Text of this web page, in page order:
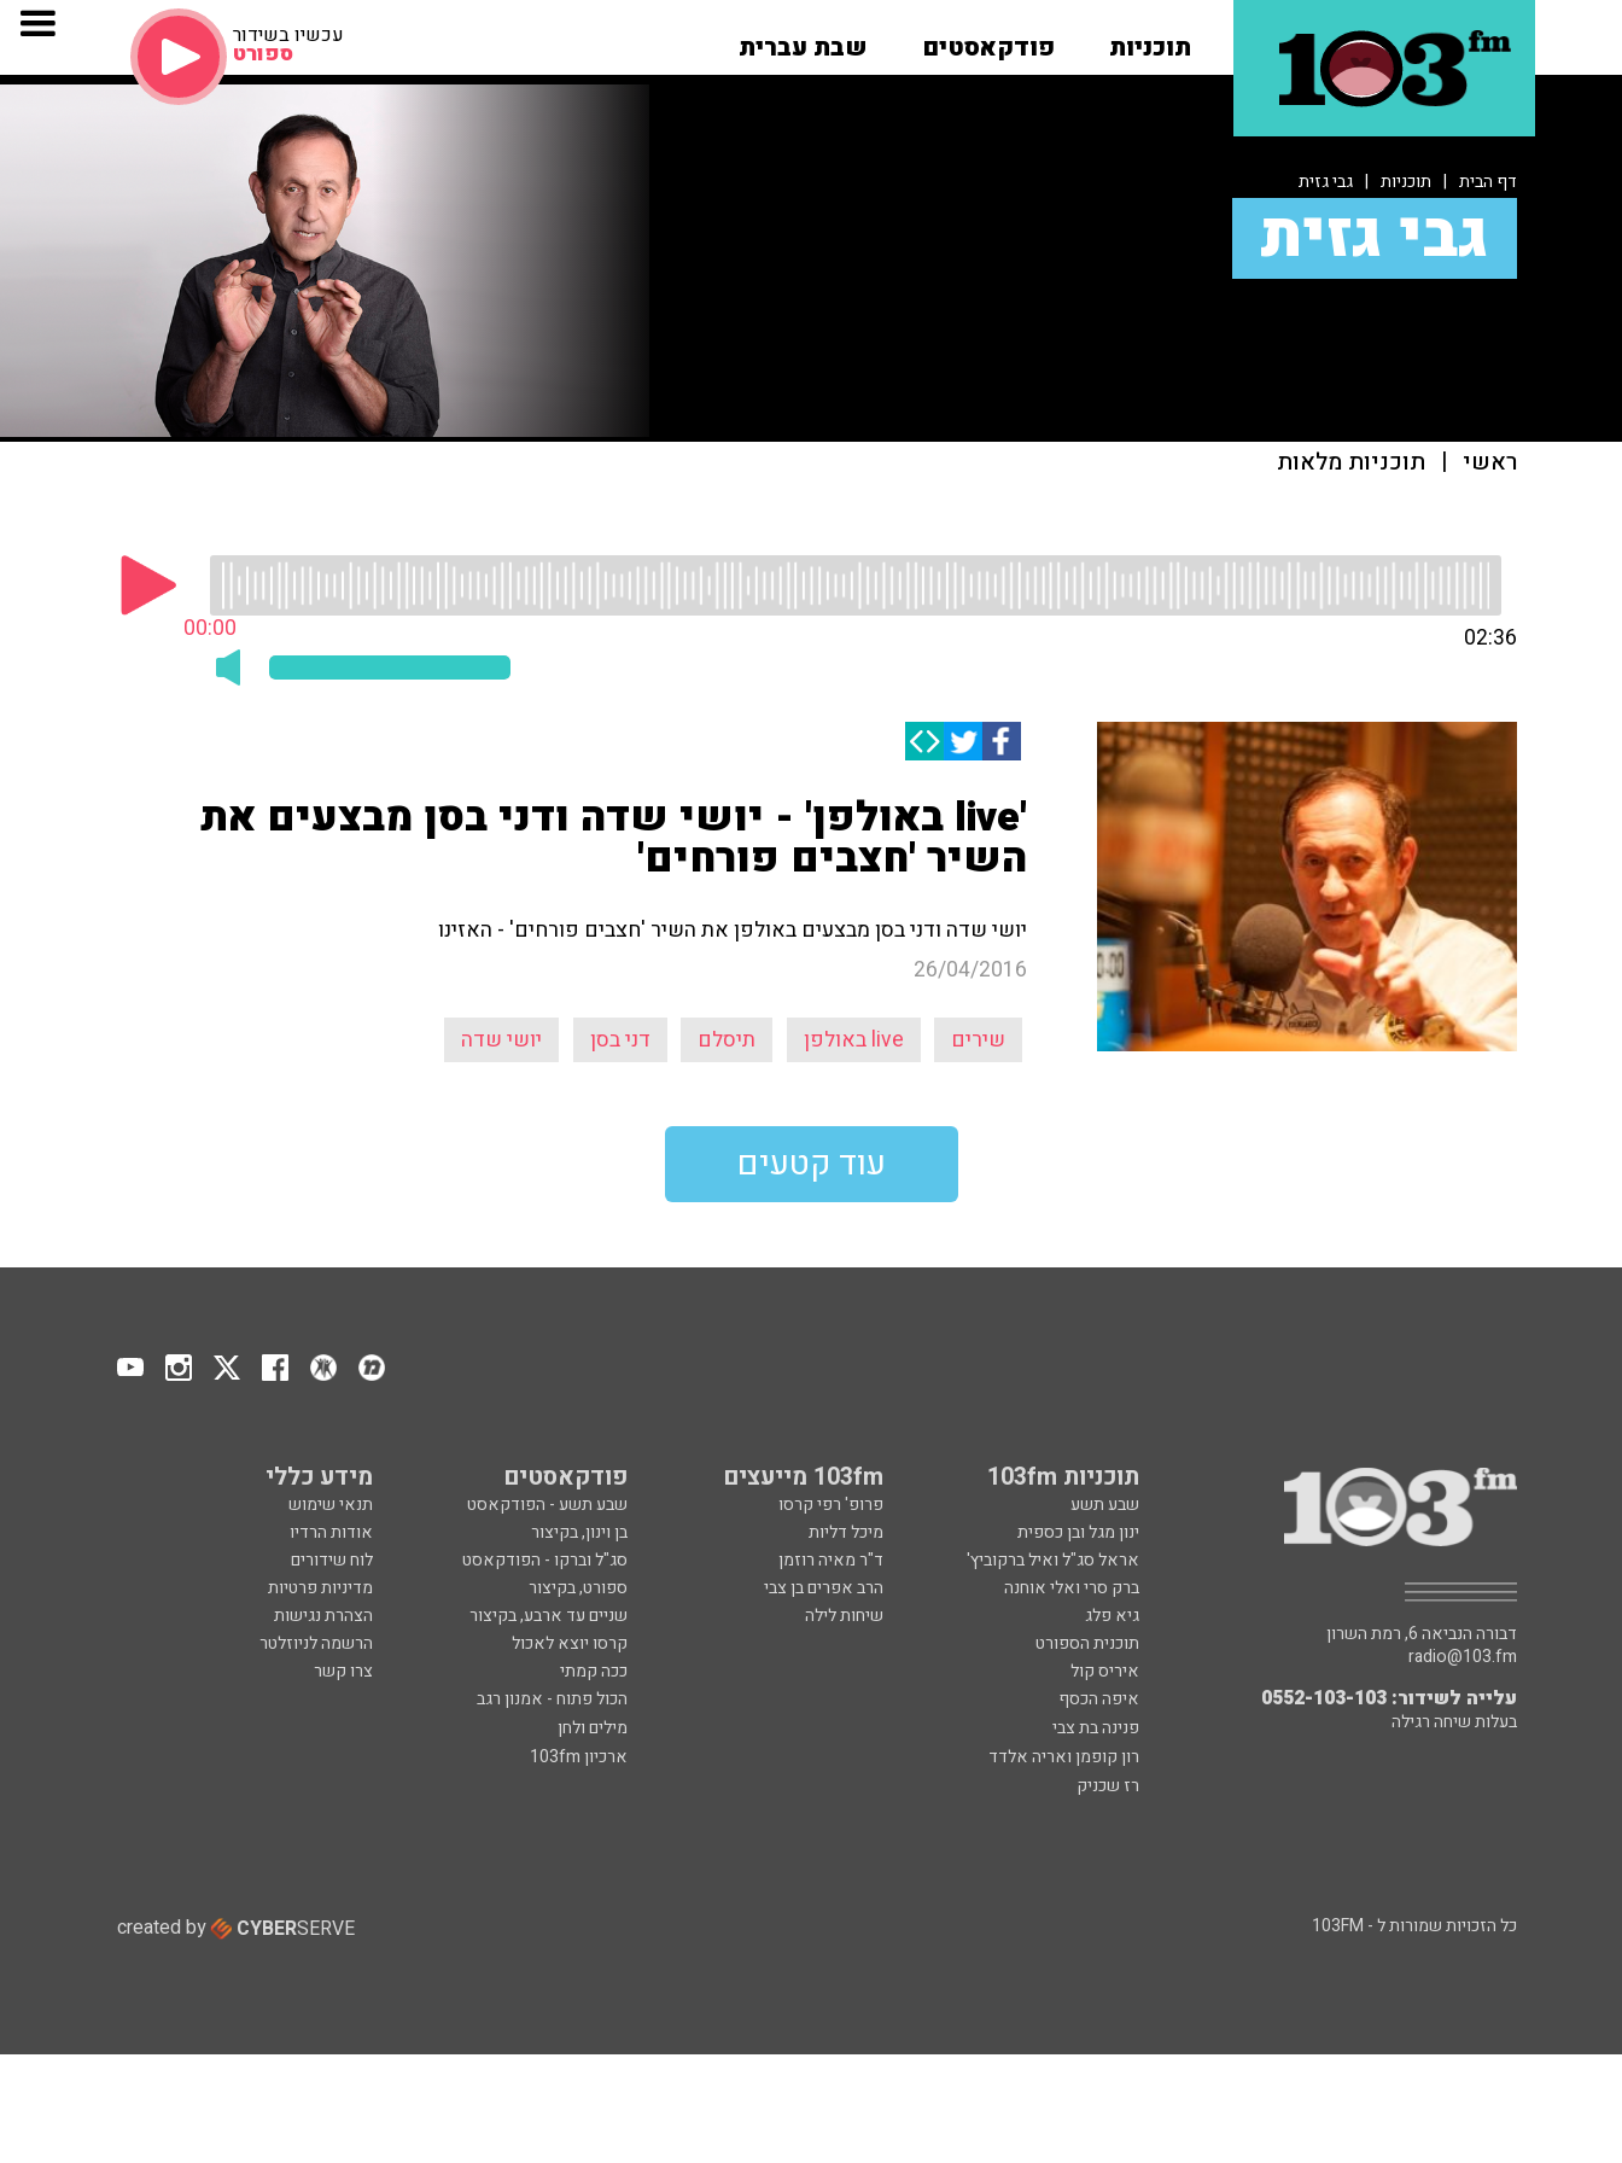
תוכניות פודקאסטים שבת עברית עכשיו בשידור
ספורט
דף הבית | תוכניות | גבי גזית
גבי גזית
ראשי | תוכניות מלאות
00:00 02:36
'live באולפן' - יושי שדה ודני בסן מבצעים את
השיר 'חצבים פורחים'
יושי שדה ודני בסן מבצעים באולפן את השיר 'חצבים פורחים' - האזינו
26/04/2016
שירים live באולפן תיסלם דני בסן יושי שדה
עוד קטעים
תוכניות 103fm 103fm מייעצים פודקאסטים מידע כללי
שבע תשע פרופ' רפי קרסו שבע תשע - הפודקאסט
תנאי שימוש
ינון מגל ובן כספית
מיכל דליות בן וינון, בקיצור
אודות הרדיו
אראל סג"ל ואיל ברקוביץ'
ד"ר מאיה רוזמן סג"ל וברקו - הפודקאסט
לוח שידורים
ברק סרי ואלי אוחנה
הרב אפרים בן צבי ספורט, בקיצור
מדיניות פרטיות
גיא פלג
שיחות לילה שניים עד ארבע, בקיצור
הצהרת נגישות
תוכנית הספורט
קרסו יוצא לאכול
הרשמה לניוזלטר
איריס קול
ככה קמתי
צרו קשר
איפה הכסף
הכול פתוח - אמנון רגב
פנינה בת צבי
מילים ולחן
רון קופמן ואריה אלדד
ארכיון 103fm
רז שכניק
דבורה הנביאה 6, רמת השרון
radio@103.fm
עלייה לשידור: 0552-103-103
בעלות שיחה רגילה
כל הזכויות שמורות ל - 103FM created by CYBERSERVE